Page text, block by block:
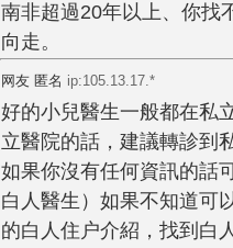
南非超過20年以上、你找
向走。
网友 匿名 ip:105.13.17.*
好的小兒醫生一般都在私
立醫院的話，建議轉診到
如果你沒有任何資訊的話
白人醫生）如果不知道可
的白人住户介紹，找到白